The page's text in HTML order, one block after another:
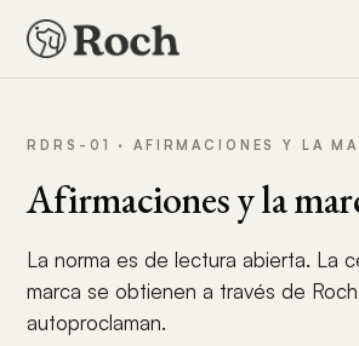
RDRS-01 · AFIRMACIONES Y LA
Afirmaciones y la
La norma es de lectura abierta. La
marca se obtienen a través de
autoproclaman.